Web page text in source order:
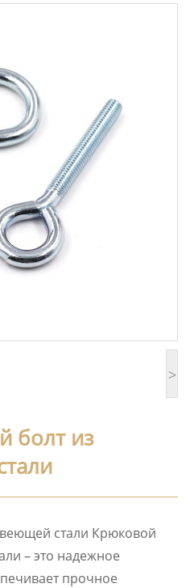
>
болт из
стали Крюковой
– это надежное
прочное